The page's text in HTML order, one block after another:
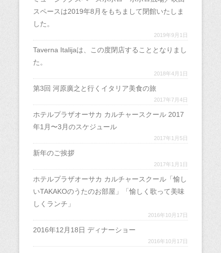
スペースは2019年8月をもちまして閉館いたしま
した。
2019年9月1日
Taverna Italijaは、この度閉店することとなりまし
た。
2018年4月1日
第3回 河原廣之と行くイタリア美食の旅
2017年7月4日
ホテルプラザオーサカ カルチャースクール 2017
年1月〜3月のスケジュール
2017年1月5日
新年のご挨拶
2017年1月1日
ホテルプラザオーサカ カルチャースクール「愉し
いTAKAKOのうたのお部屋」「愉しく歌って美味
しくランチ」
2016年10月17日
2016年12月18日 ディナーショー
2016年10月17日